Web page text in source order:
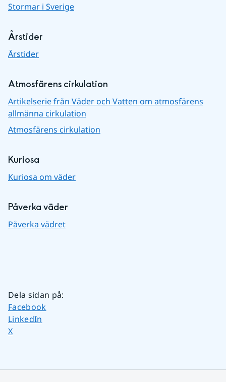
Stormar i Sverige
Årstider
Årstider
Atmosfärens cirkulation
Artikelserie från Väder och Vatten om atmosfärens
allmänna cirkulation
Atmosfärens cirkulation
Kuriosa
Kuriosa om väder
Påverka väder
Påverka vädret
Dela sidan på:
Dela sidan på
Facebook
Dela sidan på
LinkedIn
Dela sidan på
X